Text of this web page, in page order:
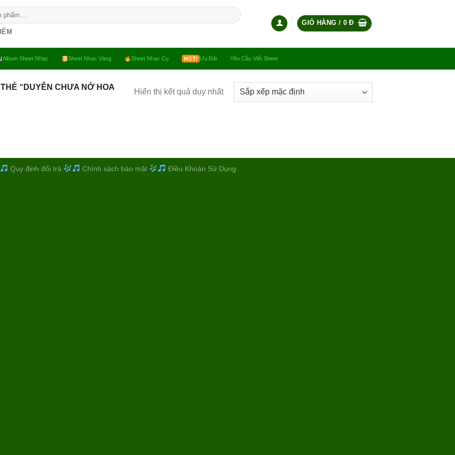
GIỎ HÀNG / 0Đ
Album Sheet Nhạc Sheet Nhạc Vàng Sheet Nhạc Cụ Ưu Đãi Yêu Cầu Viết Sheet
“DUYÊN CHƯA NỞ HOA
Hiển thị kết quả duy nhất
Quy định đổi trả Chính sách bảo mật Điều Khoản Sử Dụng